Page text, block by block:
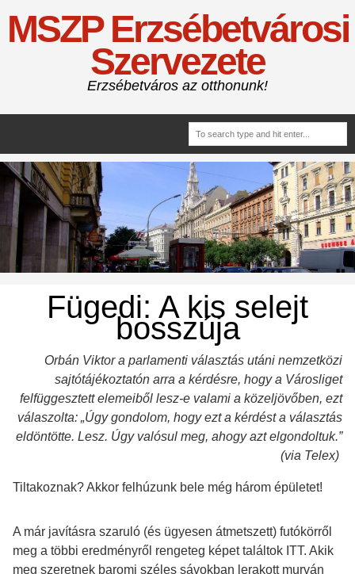
MSZP Erzsébetvárosi
Szervezete
Erzsébetváros az otthonunk!
Fügedi: A kis selejt
bosszúja
Orbán Viktor a parlamenti választás utáni nemzetközi
sajtótájékoztatón arra a kérdésre, hogy a Városliget
felfüggesztett elemeiből lesz-e valami a közeljövőben, ezt
válaszolta: „Úgy gondolom, hogy ezt a kérdést a választás
eldöntötte. Lesz. Úgy valósul meg, ahogy azt elgondoltuk.”
(via Telex)
Tiltakoznak? Akkor felhúzunk bele még három épületet!
A már javításra szaruló (és ügyesen átmetszett) futókörről
meg a többi eredményről rengeteg képet találtok ITT. Akik
meg szeretnek baromi széles sávokban lerakott murván